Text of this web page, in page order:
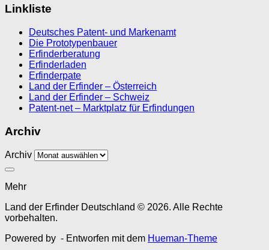
Linkliste
Deutsches Patent- und Markenamt
Die Prototypenbauer
Erfinderberatung
Erfinderladen
Erfinderpate
Land der Erfinder – Österreich
Land der Erfinder – Schweiz
Patent-net – Marktplatz für Erfindungen
Archiv
Archiv
Mehr
Land der Erfinder Deutschland © 2026. Alle Rechte
vorbehalten.
Powered by - Entworfen mit dem Hueman-Theme